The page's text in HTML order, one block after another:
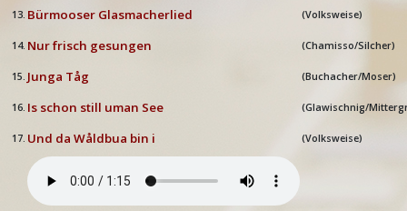
13. Bürmooser Glasmacherlied (Volksweise)
14. Nur frisch gesungen (Chamisso/Silcher)
15. Junga Tåg (Buchacher/Moser)
16. Is schon still uman See (Glawischnig/
17. Und da Wåldbua bin i (Volksweise)